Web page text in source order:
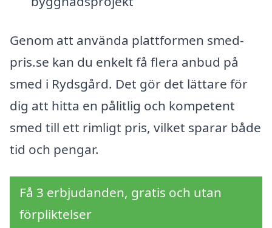
Genom att använda plattformen smed-
pris.se kan du enkelt få flera anbud på
smed i Rydsgård. Det gör det lättare för
dig att hitta en pålitlig och kompetent
smed till ett rimligt pris, vilket sparar både
tid och pengar.
Få 3 erbjudanden, gratis och utan
förpliktelser